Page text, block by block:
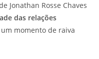
Jonathan Rosse Chaves
das relações
momento de raiva